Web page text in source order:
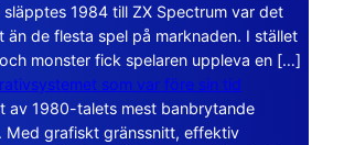
släpptes 1984 till ZX Spectrum var det
än de flesta spel på marknaden. I stället
monster fick spelaren uppleva en […]
som var före sin tid
av 1980-talets mest banbrytande
Med grafiskt gränssnitt, effektiv